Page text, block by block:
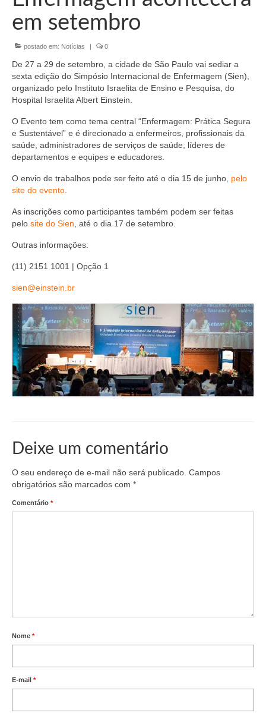
Conselheiros e Diretoria
Câmaras Técnicas
Carta de Serviços ao Cidadão
Governança
Transparência e Prestação de Contas
Eleições
Eleições 2023
Eleições Anteriores
Agenda do presidente
Editais e licitação
Eleições
Fiscalização
Responsabilidade Técnica
Legislações
Decisões
Processos Éticos
Censura Pública
em setembro
postado em: Notícias | 0
De 27 a 29 de setembro, a cidade de São Paulo vai sediar a
sexta edição do Simpósio Internacional de Enfermagem (Sien),
organizado pelo Instituto Israelita de Ensino e Pesquisa, do
Hospital Israelita Albert Einstein.
O Evento tem como tema central “Enfermagem: Prática Segura
e Sustentável” e é direcionado a enfermeiros, profissionais da
saúde, administradores de serviços de saúde, líderes de
departamentos e equipes e educadores.
O envio de trabalhos pode ser feito até o dia 15 de junho, pelo
site do evento
As inscrições como participantes também podem ser feitas
pelo site do Sien , até o dia 17 de setembro.
Outras informações:
(11) 2151 1001 | Opção 1
sien@einstein.br
Deixe um comentário
O seu endereço de e-mail não será publicado. Campos
obrigatórios são marcados com *
Comentário *
Nome *
E-mail *